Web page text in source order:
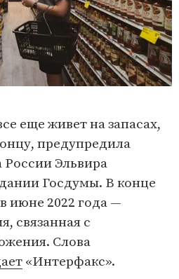
еще живет на запасах,
предупредила
России Эльвира
Госдумы. В конце
июне 2022 года —
связанная с
Слова
«Интерфакс».